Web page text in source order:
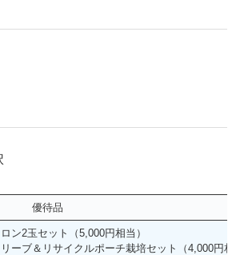
待品
ン2玉セット（5,000円相当）
ーブ＆リサイクルポーチ栽培セット（4,000円